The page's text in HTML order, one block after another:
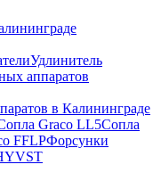
Удлинитель
аппаратов
в Калининграде
Graco LL5Сопла
FFLPФорсунки